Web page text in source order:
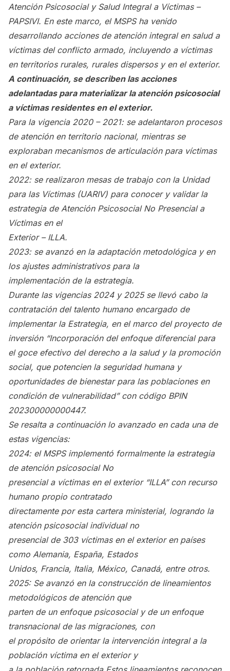
Atención Psicosocial y Salud Integral a Víctimas –
PAPSIVI. En este marco, el MSPS ha venido
desarrollando acciones de atención integral en salud a
víctimas del conflicto armado, incluyendo a víctimas
en territorios rurales, rurales dispersos y en el exterior.
A continuación, se describen las acciones
adelantadas para materializar la atención psicosocial
a víctimas residentes en el exterior.
Para la vigencia 2020 – 2021: se adelantaron procesos
de atención en territorio nacional, mientras se
exploraban mecanismos de articulación para víctimas
en el exterior.
2022: se realizaron mesas de trabajo con la Unidad
para las Víctimas (UARIV) para conocer y validar la
estrategia de Atención Psicosocial No Presencial a
Víctimas en el
Exterior – ILLA.
2023: se avanzó en la adaptación metodológica y en
los ajustes administrativos para la
implementación de la estrategia.
Durante las vigencias 2024 y 2025 se llevó cabo la
contratación del talento humano encargado de
implementar la Estrategia, en el marco del proyecto de
inversión “Incorporación del enfoque diferencial para
el goce efectivo del derecho a la salud y la promoción
social, que potencien la seguridad humana y
oportunidades de bienestar para las poblaciones en
condición de vulnerabilidad” con código BPIN
202300000000447.
Se resalta a continuación lo avanzado en cada una de
estas vigencias:
2024: el MSPS implementó formalmente la estrategia
de atención psicosocial No
presencial a víctimas en el exterior “ILLA” con recurso
humano propio contratado
directamente por esta cartera ministerial, logrando la
atención psicosocial individual no
presencial de 303 víctimas en el exterior en países
como Alemania, España, Estados
Unidos, Francia, Italia, México, Canadá, entre otros.
2025: Se avanzó en la construcción de lineamientos
metodológicos de atención que
parten de un enfoque psicosocial y de un enfoque
transnacional de las migraciones, con
el propósito de orientar la intervención integral a la
población víctima en el exterior y